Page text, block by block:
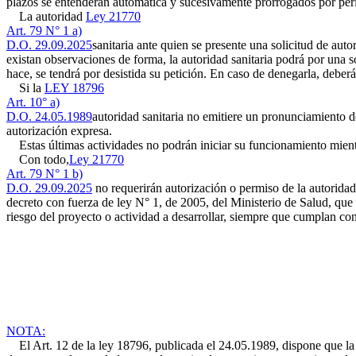
La autoridad Ley 21770
Art. 79 N° 1 a)
D.O. 29.09.2025sanitaria ante quien se presente una solicitud de
existan observaciones de forma, la autoridad sanitaria podrá por una
hace, se tendrá por desistida su petición. En caso de denegarla,
Si la LEY 18796
Art. 10° a)
D.O. 24.05.1989autoridad sanitaria no emitiere un pronunciamiento
autorización expresa.
Estas últimas actividades no podrán iniciar su funcionamiento
Con todo,Ley 21770
Art. 79 N° 1 b)
D.O. 29.09.2025 no requerirán autorización o permiso de la
decreto con fuerza de ley N° 1, de 2005, del Ministerio de Salud,
riesgo del proyecto o actividad a desarrollar, siempre que cumplan
NOTA:
El Art. 12 de la ley 18796, publicada el 24.05.1989, dispone que